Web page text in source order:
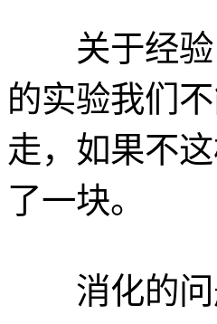
关于经验
的实验我们
走，如果不
了一块。
消化的问